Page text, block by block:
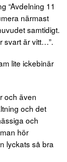
“Avdelning 11
närmast
samtidigt.
svart är vitt…”.
lite ickebinär
och även
och det
och
hör
lyckats så bra